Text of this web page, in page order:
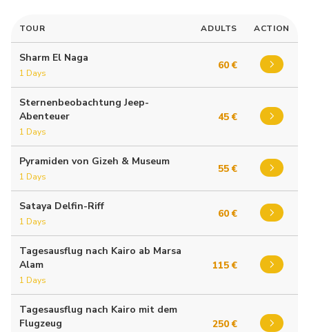
TOUR ADULTS ACTION
Sharm El Naga
1 Days
60 €
Sternenbeobachtung Jeep-
Abenteuer
1 Days
45 €
Pyramiden von Gizeh & Museum
1 Days
55 €
Sataya Delfin-Riff
1 Days
60 €
Tagesausflug nach Kairo ab Marsa
Alam
1 Days
115 €
Tagesausflug nach Kairo mit dem
Flugzeug
250 €